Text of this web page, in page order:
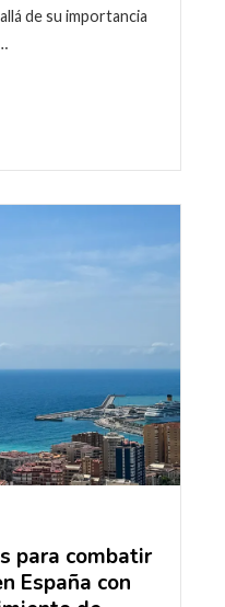
de su importancia
para combatir
España con